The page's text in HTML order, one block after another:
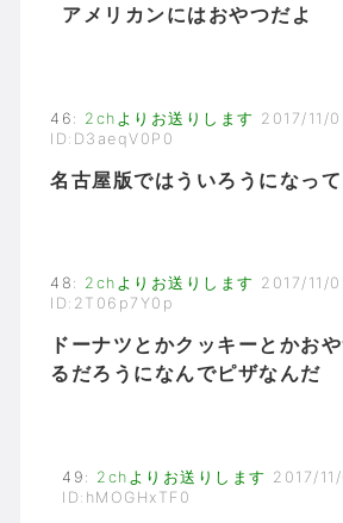
アメリカンにはおやつだよ
46 : 2chよりお送りします 2017/11/
ID:D3aeqV0P0
名古屋版ではういろうになっ
48 : 2chよりお送りします 2017/11/
ID:2T06p7Y0p
ドーナツとかクッキーとかお
るだろうになんでピザなんだ
49 : 2chよりお送りします 2017/
ID:hMOGHxTF0